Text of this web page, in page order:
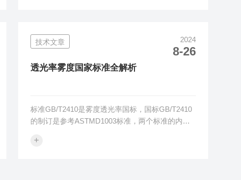
明半透明材料时，受材料反射和吸收的影响，透过
的光通量小于等于入射光通量，透射光通量与入射
光通量的百分比，我们称之为透光率Tt。材料组
技术文章 2024
8-26
透光率雾度国家标准全解析
标准GB/T2410是雾度透光率国标，国标GB/T2410
的制订是参考ASTMD1003标准，两个标准的内容
容GB/T2410或ASTMD1003标准标注了两种雾度测
+